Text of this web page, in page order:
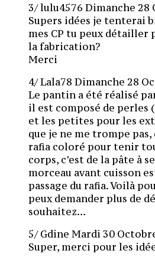
3/ lulu4576 Dimanche 28
Supers idées je tenterai
mes CP tu peux détailler
la fabrication?
Merci
4/ Lala78 Dimanche 28
Le pantin a été réalisé
il est composé de perles
et les petites pour les
que je ne me trompe pas,
rafia coloré pour tenir
corps, c’est de la pâte à
morceau avant cuisson
passage du rafia. Voilà
peux demander plus de
souhaitez…
5/ Gdine Mardi 30
Super, merci pour les